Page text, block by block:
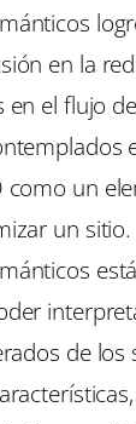
en la
en el flujo
como un
un sitio.
de los